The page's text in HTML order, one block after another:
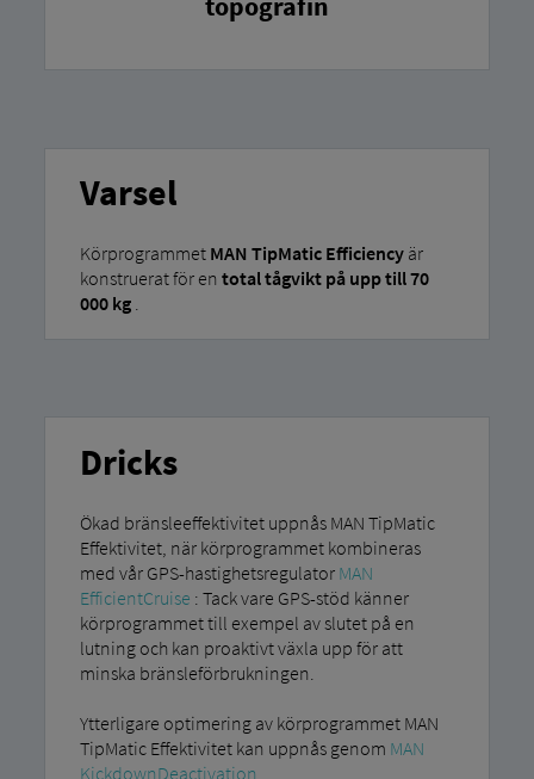
Varsel
Körprogrammet MAN TipMatic Efficiencyär
konstruerat för en total tågvikt på upp till 70
000 kg.
Dricks
Ökad bränsleeffektivitet uppnås MAN TipMatic
Effektivitet, när körprogrammet kombineras
med vår GPS-hastighetsregulator MAN
EfficientCruise : Tack vare GPS-stöd känner
körprogrammet till exempel av slutet på en
lutning och kan proaktivt växla upp för att
minska bränsleförbrukningen.
Ytterligare optimering av körprogrammet MAN
TipMatic Effektivitet kan uppnås genom MAN
KickdownDeactivation